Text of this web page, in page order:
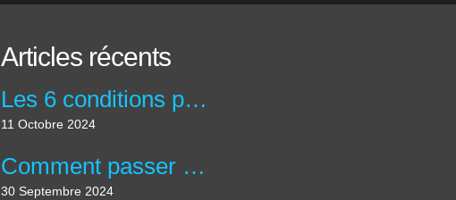
Articles récents
Les 6 conditions pour créer une accroche percutante !
11 Octobre 2024
Comment passer d'un Pitch percutant et un pitch inspirant ?
30 Septembre 2024